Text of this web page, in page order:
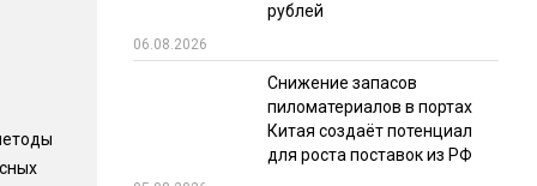
рублей
06.08.2026
Снижение запасов
пиломатериалов в портах
Китая создаёт потенциал
для роста поставок из РФ